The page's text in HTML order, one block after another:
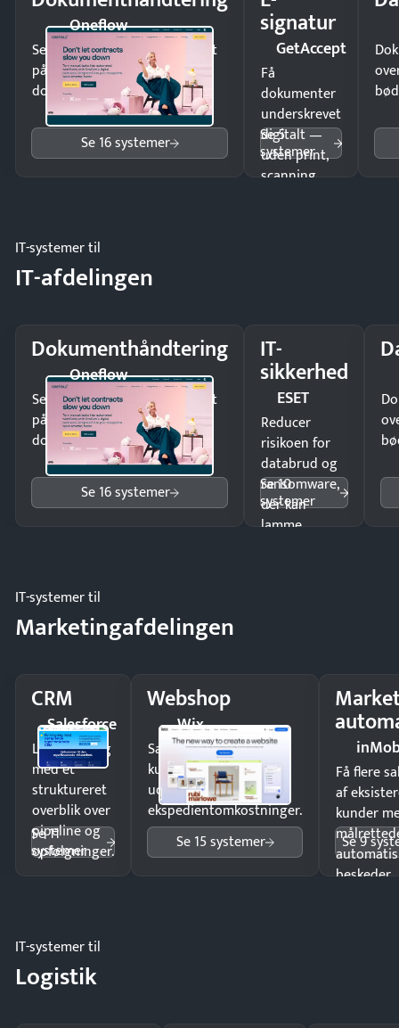
Oneflow
Send kontrakter til underskrift
på minutter og mist ingen
dokumenter.
Se 16 systemer
signatur
GetAccept
Få
dokumenter
underskrevet
digitalt —
uden print,
scanning
Se 5
systemer
IT-systemer til
IT-afdelingen
Dokumenthåndtering
Oneflow
Send kontrakter til underskrift
på minutter og mist ingen
dokumenter.
Se 16 systemer
IT-
sikkerhed
ESET
Reducer
risikoen for
databrud og
ransomware,
der kan
lamme
Se 10
systemer
IT-systemer til
Marketingafdelingen
CRM
Salesforce
Luk flere salg
med et
struktureret
overblik over
pipeline og
opfølgninger.
Se 11
systemer
Webshop
Wix
Sælg produkter 24/7 til
kunder i hele landet
uden
ekspedientomkostninger.
Se 15 systemer
Få flere
af
kunder
beskeder.
Se 9
IT-systemer til
Logistik